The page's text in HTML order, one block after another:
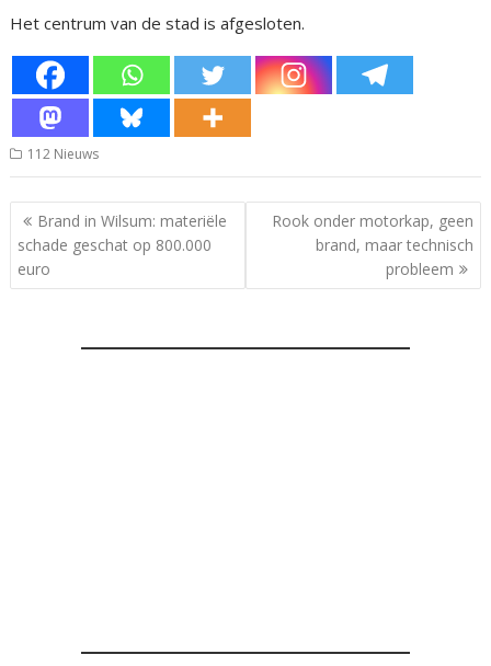
Het centrum van de stad is afgesloten.
112 Nieuws
Bericht
navigatie
Brand in Wilsum: materiële
schade geschat op 800.000
euro
Rook onder motorkap, geen
brand, maar technisch
probleem